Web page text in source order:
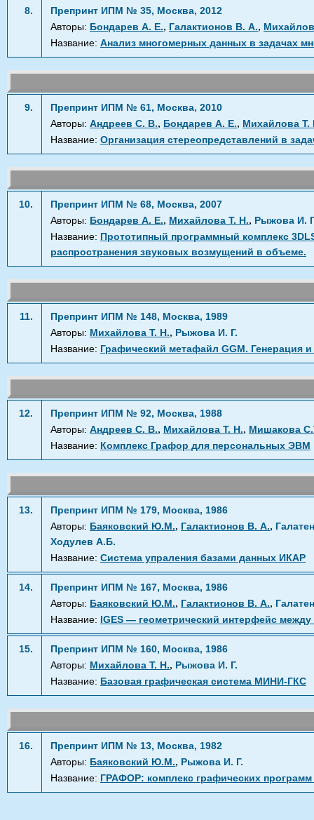
8.
Препринт ИПМ № 35, Москва, 2012
Авторы: Бондарев А. Е., Галактионов В. А.,
Название: Анализ многомерных данных в задачах
9.
Препринт ИПМ № 61, Москва, 2010
Авторы: Андреев С. В., Бондарев А. Е., Михайлова Т.
Название: Организация стереопредставлений в
10.
Препринт ИПМ № 68, Москва, 2007
Авторы: Бондарев А. Е., Михайлова Т. Н., Рыжова И.
Название: Прототипный программный комплекс
распространения звуковых возмущений в объеме.
11.
Препринт ИПМ № 148, Москва, 1989
Авторы: Михайлова Т. Н., Рыжова И. Г.
Название: Графический метафайл GGM. Генерация
12.
Препринт ИПМ № 92, Москва, 1988
Авторы: Андреев С. В., Михайлова Т. Н., Мишакова
Название: Комплекс Графор для персональных ЭВМ
13.
Препринт ИПМ № 179, Москва, 1986
Авторы: Баяковский Ю.М., Галактионов В. А.,
Ходулев А.Б.
Название: Система упраления базами данных ИКАР
14.
Препринт ИПМ № 167, Москва, 1986
Авторы: Баяковский Ю.М., Галактионов В. А.,
Название: IGES — геометрический интерфейс
15.
Препринт ИПМ № 160, Москва, 1986
Авторы: Михайлова Т. Н., Рыжова И. Г.
Название: Базовая графическая система МИНИ-ГКС
16.
Препринт ИПМ № 13, Москва, 1982
Авторы: Баяковский Ю.М., Рыжова И. Г.
Название: ГРАФОР: комплекс графических